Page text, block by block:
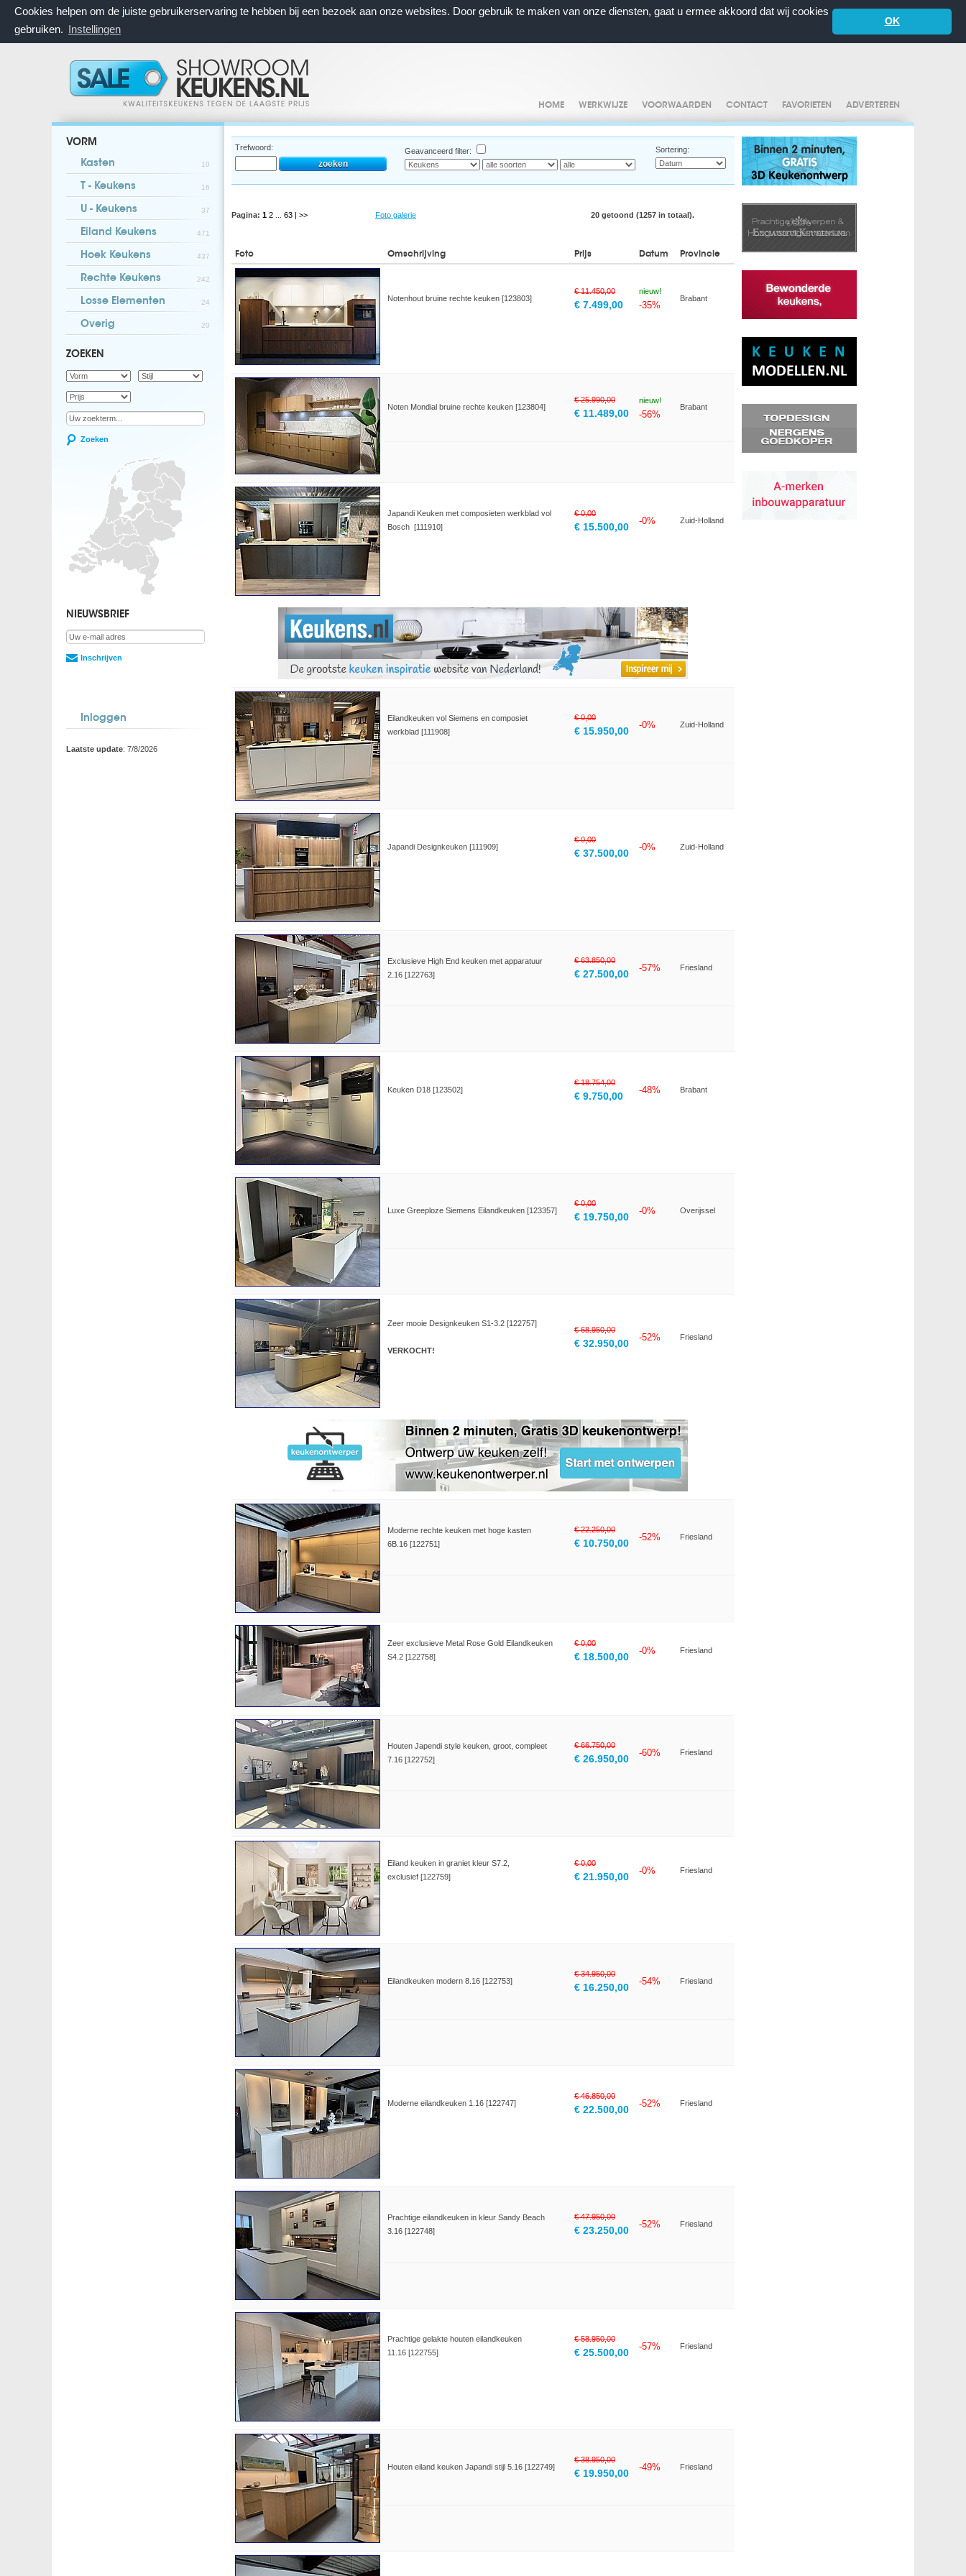
Cookies helpen om de juiste gebruikerservaring te hebben bij een bezoek aan onze websites. Door gebruik te maken van onze diensten, gaat u ermee akkoord dat wij cookies
gebruiken. Instellingen
OK
HOME WERKWIJZE VOORWAARDEN CONTACT FAVORIETEN ADVERTEREN
VORM
Kasten 10
T - Keukens 16
U - Keukens 37
Eiland Keukens 471
Hoek Keukens 437
Rechte Keukens 242
Losse Elementen 24
Overig 20
ZOEKEN
Zoeken
NIEUWSBRIEF
Inschrijven
Inloggen
Laatste update: 7/8/2026
Trefwoord: Geavanceerd filter: Sortering:
Pagina: 1 2 63 | >> Foto galerie 20 getoond (1257 in totaal).
Foto Omschrijving Prijs Datum Provincie
Notenhout bruine rechte keuken [123803]
€ 11.450,00
€ 7.499,00
nieuw!
-35%
Brabant
Noten Mondial bruine rechte keuken [123804]
€ 25.990,00
€ 11.489,00
nieuw!
-56%
Brabant
Japandi Keuken met composieten werkblad vol
Bosch [111910]
€ 0,00
€ 15.500,00
-0% Zuid-Holland
Eilandkeuken vol Siemens en composiet
werkblad [111908]
€ 0,00
€ 15.950,00
-0% Zuid-Holland
Japandi Designkeuken [111909]
€ 0,00
€ 37.500,00
-0% Zuid-Holland
Exclusieve High End keuken met apparatuur
2.16 [122763]
€ 63.850,00
€ 27.500,00
-57% Friesland
Keuken D18 [123502]
€ 18.754,00
€ 9.750,00
-48% Brabant
Luxe Greeploze Siemens Eilandkeuken [123357]
€ 0,00
€ 19.750,00
-0% Overijssel
Zeer mooie Designkeuken S1-3.2 [122757]
VERKOCHT!
€ 68.950,00
€ 32.950,00
-52% Friesland
Moderne rechte keuken met hoge kasten
6B.16 [122751]
€ 22.250,00
€ 10.750,00
-52% Friesland
Zeer exclusieve Metal Rose Gold Eilandkeuken
S4.2 [122758]
€ 0,00
€ 18.500,00
-0% Friesland
Houten Japendi style keuken, groot, compleet
7.16 [122752]
€ 66.750,00
€ 26.950,00
-60% Friesland
Eiland keuken in graniet kleur S7.2,
exclusief [122759]
€ 0,00
€ 21.950,00
-0% Friesland
Eilandkeuken modern 8.16 [122753]
€ 34.950,00
€ 16.250,00
-54% Friesland
Moderne eilandkeuken 1.16 [122747]
€ 46.850,00
€ 22.500,00
-52% Friesland
Prachtige eilandkeuken in kleur Sandy Beach
3.16 [122748]
€ 47.950,00
€ 23.250,00
-52% Friesland
Prachtige gelakte houten eilandkeuken
11.16 [122755]
€ 58.950,00
€ 25.500,00
-57% Friesland
Houten eiland keuken Japandi stijl 5.16 [122749]
€ 38.950,00
€ 19.950,00
-49% Friesland